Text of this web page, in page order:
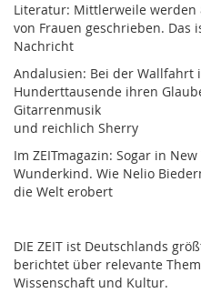
Literatur: Mittlerweile werden
von Frauen geschrieben. Das
Nachricht
Andalusien: Bei der Wallfahrt
Hunderttausende ihren
Gitarrenmusik
und reichlich Sherry
Im ZEITmagazin: Sogar in
Wunderkind. Wie Nelio
die Welt erobert
DIE ZEIT ist Deutschlands
berichtet über relevante
Wissenschaft und Kultur.